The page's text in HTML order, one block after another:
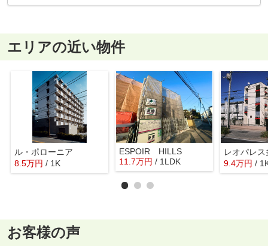
エリアの近い物件
ル・ポローニア
8.5万円 / 1K
ESPOIR HILLS
11.7万円 / 1LDK 9.4万円 /
お客様の声